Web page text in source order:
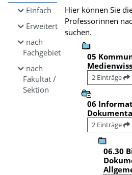
Einfach
Erweitert
nach
Fachgebiet
nach
Fakultät /
Sektion
Hier können Sie
Professorinnen
suchen.
05
2 Einträge
06
2 Einträge
06.30